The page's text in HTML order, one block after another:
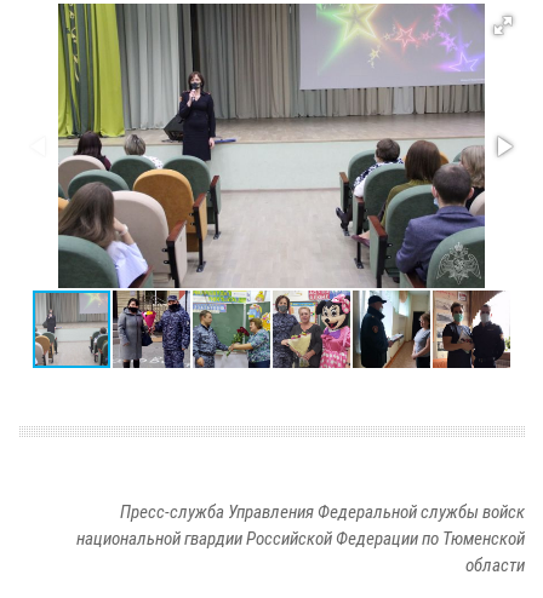
Пресс-служба Управления Федеральной службы войск
национальной гвардии Российской Федерации по Тюменской
области